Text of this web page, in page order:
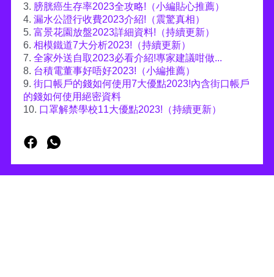
3. 膀胱癌生存率2023全攻略!（小編貼心推薦）
4. 漏水公證行收費2023介紹!（震驚真相）
5. 富景花園放盤2023詳細資料!（持續更新）
6. 相模鐵道7大分析2023!（持續更新）
7. 全家外送自取2023必看介紹!專家建議咁做...
8. 台積電董事好唔好2023!（小編推薦）
9. 街口帳戶的錢如何使用7大優點2023!內含街口帳戶
的錢如何使用絕密資料
10. 口罩解禁學校11大優點2023!（持續更新）